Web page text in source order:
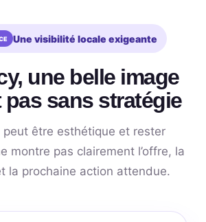
Une visibilité locale exigeante
une belle image
sans stratégie
peut être esthétique et rester
montre pas clairement l’offre, la
la prochaine action attendue.